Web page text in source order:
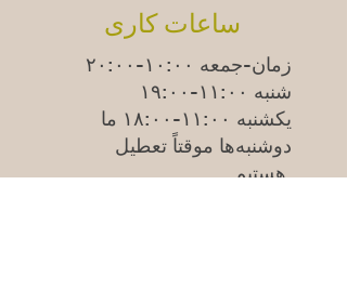
ساعات کاری
زمان-جمعه ۱۰:۰۰-۲۰:۰۰
شنبه ۱۱:۰۰-۱۹:۰۰
یکشنبه ۱۱:۰۰-۱۸:۰۰
ما
دوشنبه‌ها موقتاً تعطیل
هستیم.